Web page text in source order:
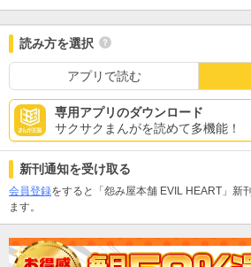
読み方を選択
アプリで読む
専用アプリのダウンロード
サクサクまんがを読めて多機能！
新刊通知を受け取る
会員登録をすると「怨み屋本舗 EVIL HEART」新
ます。